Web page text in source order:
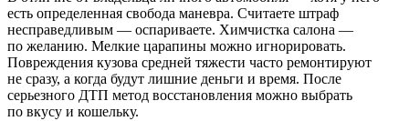
есть определенная свобода маневра. Считаете штраф
несправедливым — оспариваете. Химчистка салона —
по желанию. Мелкие царапины можно игнорировать.
Повреждения кузова средней тяжести часто ремонтируют
не сразу, а когда будут лишние деньги и время. После
серьезного ДТП метод восстановления можно выбрать
по вкусу и кошельку.